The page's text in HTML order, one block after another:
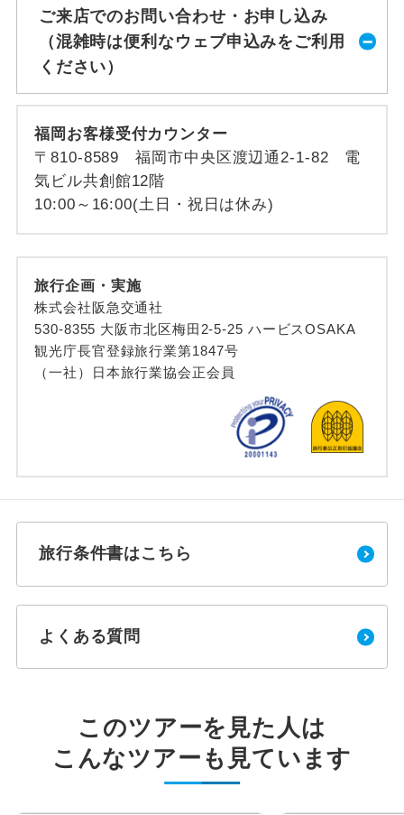
ご来店でのお問い合わせ・お申し込み
（混雑時は便利なウェブ申込みをご利用
ください）
福岡お客様受付カウンター
〒810-8589 福岡市中央区渡辺通2-1-82 電
気ビル共創館12階
10:00～16:00(土日・祝日は休み)
旅行企画・実施
株式会社阪急交通社
530-8355 大阪市北区梅田2-5-25 ハービスOSAKA
観光庁長官登録旅行業第1847号
（一社）日本旅行業協会正会員
旅行条件書はこちら
よくある質問
このツアーを見た人は
こんなツアーも見ています